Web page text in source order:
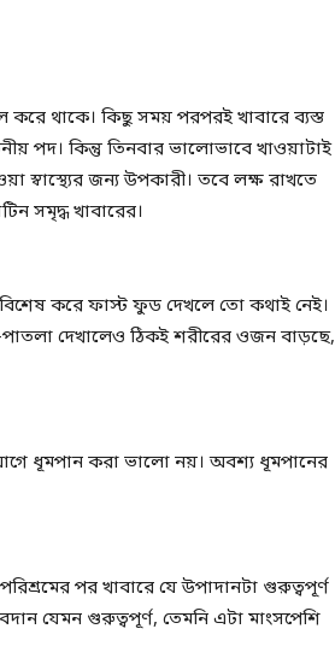
থাকে। কিছু সময় পরপরই খাবারে ব্যস্ত
পদ। কিন্তু তিনবার ভালোভাবে খাওয়াটাই
স্বাস্থ্যের জন্য উপকারী। তবে লক্ষ রাখতে
সমৃদ্ধ খাবারের।
করে ফাস্ট ফুড দেখলে তো কথাই নেই।
দেখালেও ঠিকই শরীরের ওজন বাড়ছে,
আগে ধূমপান করা ভালো নয়। অবশ্য ধূমপানের
পর খাবারে যে উপাদানটা গুরুত্বপূর্ণ
যেমন গুরুত্বপূর্ণ, তেমনি এটা মাংসপেশি